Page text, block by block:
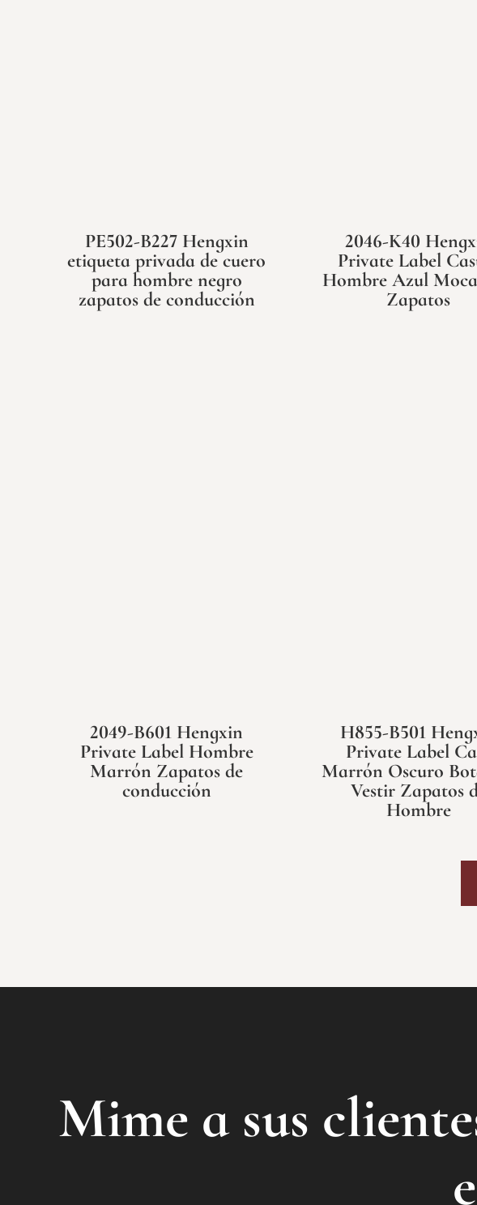
PE502-B227 Hengxin
etiqueta privada de cuero
para hombre negro
zapatos de conducción
2046-K40
Private Label
Hombre Azul
Zapatos
2049-B601 Hengxin
Private Label Hombre
Marrón Zapatos de
conducción
H855-B501
Private Label
Marrón Oscuro
Vestir Zapatos
Hombre
Mime a sus